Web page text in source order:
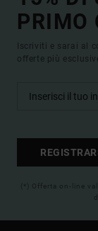
PRIMO
Iscriviti e sarai al
offerte più
(*) Offerta on-line